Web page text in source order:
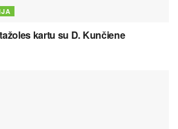
kartu su D. Kunčiene